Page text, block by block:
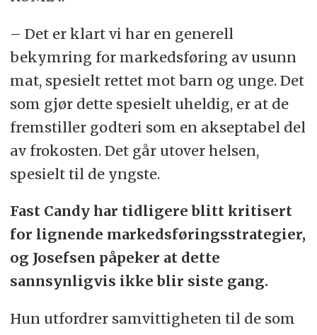
– Det er klart vi har en generell
bekymring for markedsføring av usunn
mat, spesielt rettet mot barn og unge. Det
som gjør dette spesielt uheldig, er at de
fremstiller godteri som en akseptabel del
av frokosten. Det går utover helsen,
spesielt til de yngste.
Fast Candy har tidligere blitt kritisert
for lignende markedsføringsstrategier,
og Josefsen påpeker at dette
sannsynligvis ikke blir siste gang.
Hun utfordrer samvittigheten til de som